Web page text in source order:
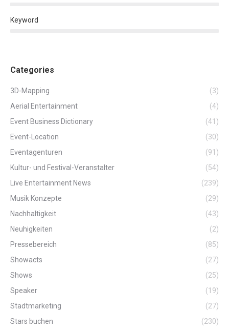
Keyword
Categories
3D-Mapping
(3)
Aerial Entertainment
(4)
Event Business Dictionary
(41)
Event-Location
(30)
Eventagenturen
(91)
Kultur- und Festival-Veranstalter
(54)
Live Entertainment News
(239)
Musik Konzepte
(29)
Nachhaltigkeit
(43)
Neuhigkeiten
(2)
Pressebereich
(85)
Showacts
(27)
Shows
(25)
Speaker
(19)
Stadtmarketing
(27)
Stars buchen
(230)